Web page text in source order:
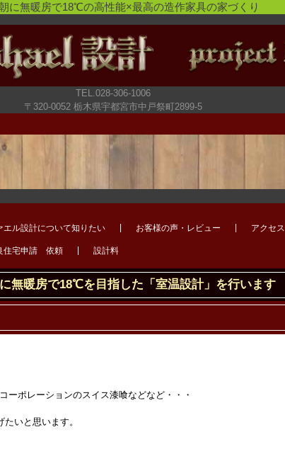
に無暖房で18℃の高性能×最高の造作家具の家づくり
TEL.028-306-1006
〒320-0052 栃木県宇都宮市中戸祭町2899-5
エル設計について知りたい お客様の声・レビュー アクセス
住宅申請 依頼 設計料
無暖房で18℃を目指した「室温設計」を行います
ーポレーションのスイス漆喰などなど・・・
いと思います。